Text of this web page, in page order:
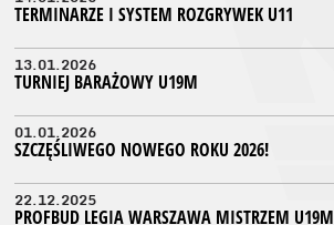
TERMINARZE I SYSTEM ROZGRYWEK U11
13.01.2026
TURNIEJ BARAŻOWY U19M
01.01.2026
SZCZĘŚLIWEGO NOWEGO ROKU 2026!
22.12.2025
PROFBUD LEGIA WARSZAWA MISTRZEM U19M